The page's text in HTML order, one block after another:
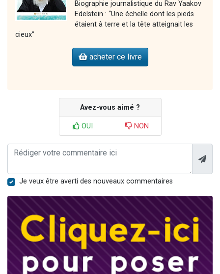
Biographie journalistique du Rav Yaakov
Edelstein : “Une échelle dont les pieds
étaient à terre et la tête atteignait les
cieux”
acheter ce livre
Avez-vous aimé ?
OUI NON
Je veux être averti des nouveaux commentaires